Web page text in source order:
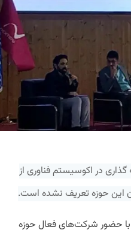
در اکوسیستم فناوری از
این حوزه تعریف نشده است.
با حضور شرکت‌های فعال حوزه